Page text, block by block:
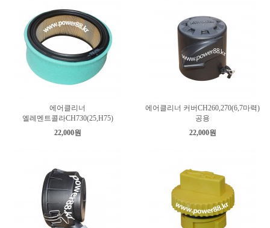
에어클리너
엘레멘트콜라CH730(25,H75)
22,000원
에어클리너 커버CH260,270(6,7마력)
공용
22,000원